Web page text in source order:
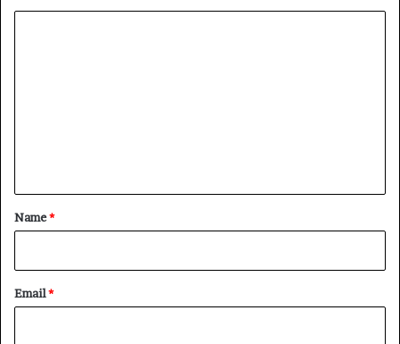
*
Name*
Email*